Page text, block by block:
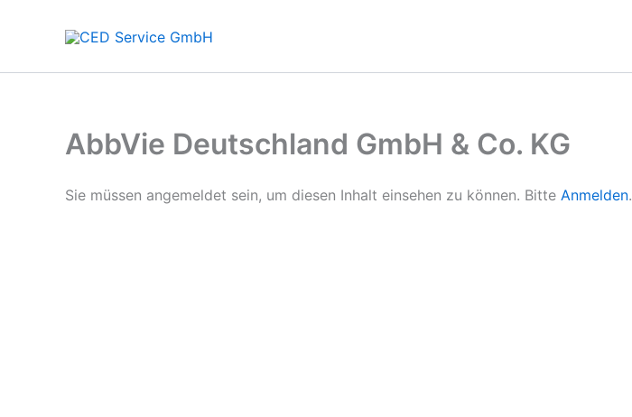
AbbVie Deutschland GmbH & Co. KG
Sie müssen angemeldet sein, um diesen Inhalt einsehen zu können. Bitte Anmelden.